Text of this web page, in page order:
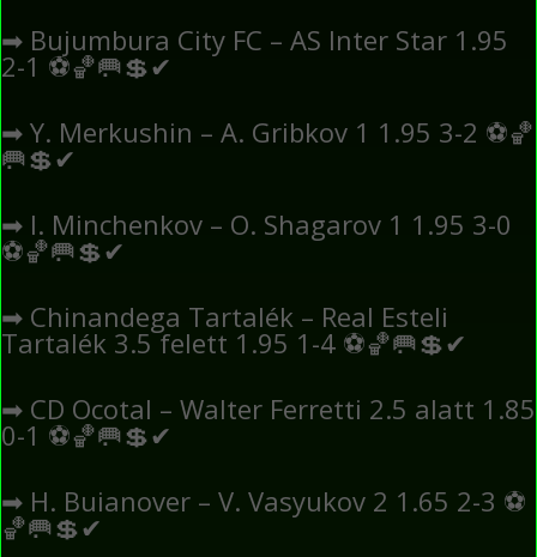
➡ Bujumbura City FC – AS Inter Star 1.95
2-1 ⚽🏀🥅💲✔
➡ Y. Merkushin – A. Gribkov 1 1.95 3-2 ⚽🏀
🥅💲✔
➡ I. Minchenkov – O. Shagarov 1 1.95 3-0
⚽🏀🥅💲✔
➡ Chinandega Tartalék – Real Esteli
Tartalék 3.5 felett 1.95 1-4 ⚽🏀🥅💲✔
➡ CD Ocotal – Walter Ferretti 2.5 alatt 1.85
0-1 ⚽🏀🥅💲✔
➡ H. Buianover – V. Vasyukov 2 1.65 2-3 ⚽
🏀🥅💲✔